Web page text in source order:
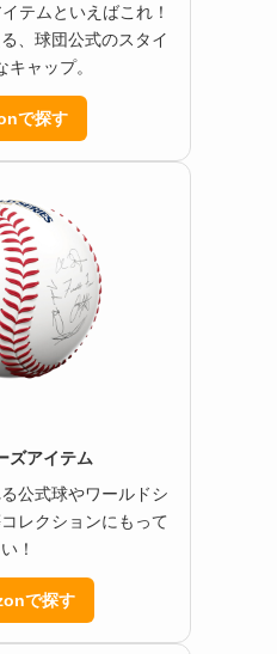
テムといえばこれ！
、球団公式のスタイ
キャップ。
で探す
ズアイテム
公式球やワールドシ
レクションにもって
！
で探す